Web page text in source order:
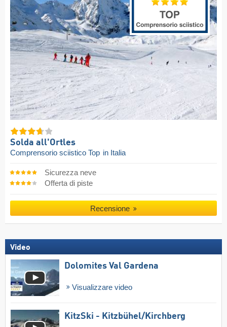
Solda all'Ortles
Comprensorio sciistico Top in Italia
Sicurezza neve
Offerta di piste
Recensione
Video
Dolomites Val Gardena
Visualizzare video
KitzSki - Kitzbühel/​Kirchberg